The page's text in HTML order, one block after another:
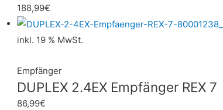
188,99€
inkl. 19 % MwSt.
Empfänger
DUPLEX 2.4EX Empfänger REX 7
86,99€